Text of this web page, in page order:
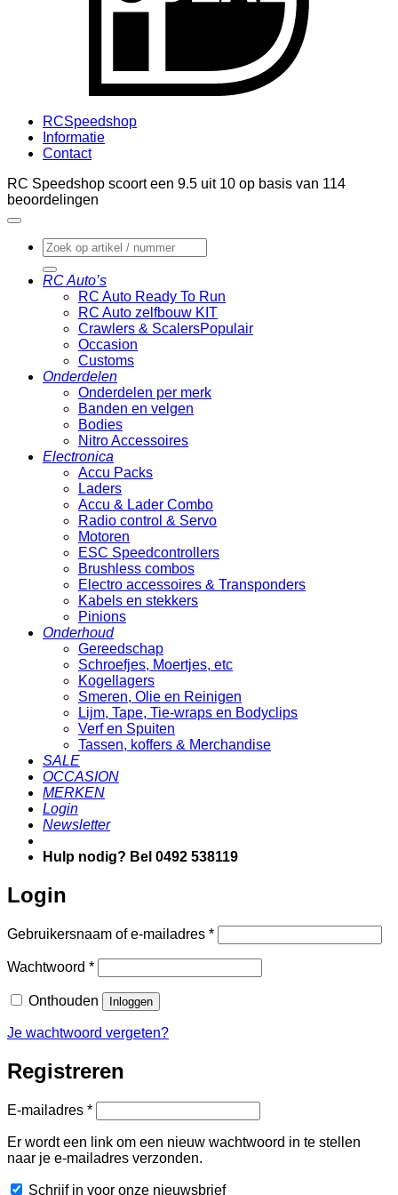
RCSpeedshop
Informatie
Contact
RC Speedshop scoort een 9.5 uit 10 op basis van 114
beoordelingen
Zoeken
naar:
RC Auto’s
RC Auto Ready To Run
RC Auto zelfbouw KIT
Crawlers & Scalers
Occasion
Customs
Onderdelen
Onderdelen per merk
Banden en velgen
Bodies
Nitro Accessoires
Electronica
Accu Packs
Laders
Accu & Lader Combo
Radio control & Servo
Motoren
ESC Speedcontrollers
Brushless combos
Electro accessoires & Transponders
Kabels en stekkers
Pinions
Onderhoud
Gereedschap
Schroefjes, Moertjes, etc
Kogellagers
Smeren, Olie en Reinigen
Lijm, Tape, Tie-wraps en Bodyclips
Verf en Spuiten
Tassen, koffers & Merchandise
SALE
OCCASION
MERKEN
Login
Newsletter
Hulp nodig? Bel 0492 538119
Login
Gebruikersnaam of e-mailadres *Vereist
Wachtwoord *Vereist
Onthouden Inloggen
Je wachtwoord vergeten?
Registreren
E-mailadres *Vereist
Er wordt een link om een nieuw wachtwoord in te stellen
naar je e-mailadres verzonden.
Schrijf in voor onze nieuwsbrief